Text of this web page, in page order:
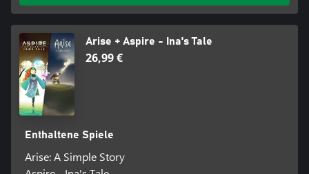
Arise + Aspire - Ina's Tale
26,99 €
Enthaltene Spiele
Arise: A Simple Story